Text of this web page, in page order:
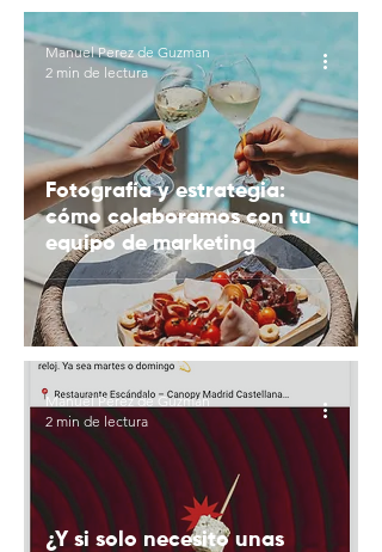
Fotografía y estrategia:
cómo colaboramos con tu
equipo de marketing
Manuel Perez de Guzman
2 min de lectura
¿Y si solo necesito unas
Manuel Perez de Guzman
2 min de lectura